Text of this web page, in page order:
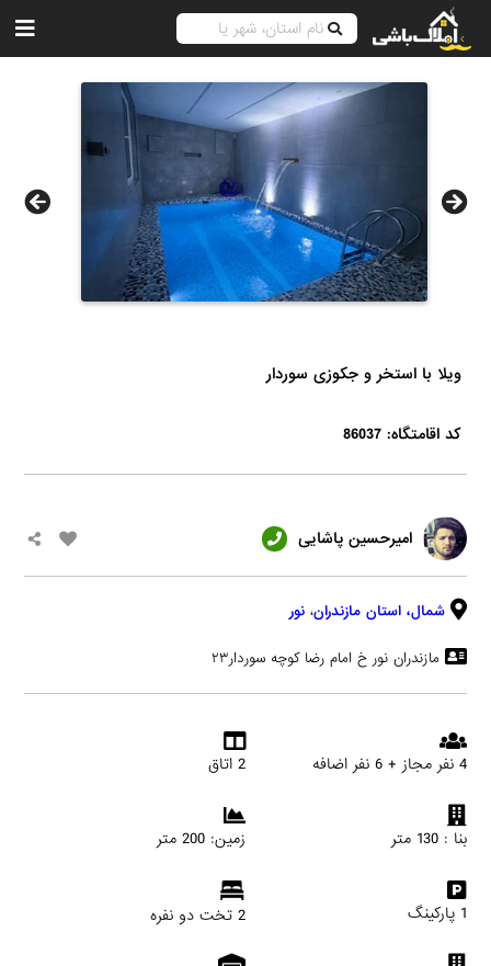
ویلا با استخر و جکوزی سوردار
کد اقامتگاه: 86037
امیرحسین پاشایی
شمال، استان مازندران، نور
مازندران نور خ امام رضا کوچه سوردار۲۳
4 نفر مجاز + 6 نفر اضافه 2 اتاق
بنا : 130 متر زمین: 200 متر
1 پارکینگ 2 تخت دو نفره